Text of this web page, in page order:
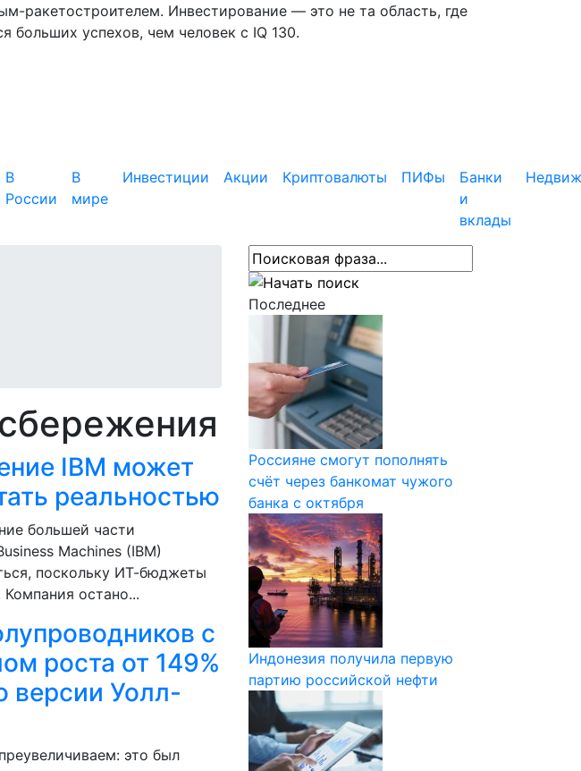
ракетостроителем. Инвестирование — это не та область, где
больших успехов, чем человек с IQ 130.
В
России
В
мире
Инвестиции Акции Криптовалюты ПИФы
Банки
и
вклады
IBM может
реальностью
большей части
Machines (IBM)
поскольку ИТ-бюджеты
остано...
с
роста от 149%
версии Уолл-
это был
Последнее
Россияне смогут пополнять
счёт через банкомат чужого
банка с октября
Индонезия получила первую
партию российской нефти